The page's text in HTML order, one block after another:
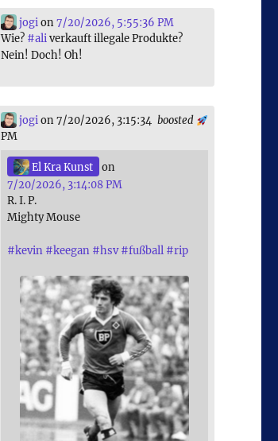
jogion7/20/2026, 5:55:36 PM
Wie? #aliverkauft illegale Produkte?
Nein! Doch! Oh!
boosted
jogion 7/20/2026, 3:15:34
PM
El Kra Kunst
on
7/20/2026, 3:14:08 PM
R. I. P.
Mighty Mouse
#kevin #keegan #hsv #fußball #rip